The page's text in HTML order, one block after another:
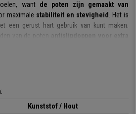
wantde poten zijn gemaakt van
maximale stabiliteit en stevigheid. Het is
een gerust hart gebruik van kunt maken.
van de poten
antislipdoppen voor extra
de grond te voorkomen.
bestel nu deze elegante stoelen voor een
Kunststof / Hout